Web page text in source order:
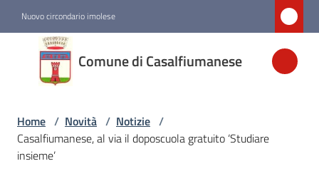
Nuovo circondario imolese
Comune di Casalfiumanese
Comune di
Casalfiumanese
Amministrazione
Home / Novità / Notizie /
Casalfiumanese, al via il doposcuola gratuito ‘Studiare
insieme’